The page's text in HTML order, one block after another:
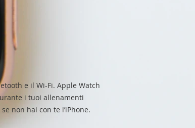
e il Wi-Fi. Apple Watch
i tuoi allenamenti
non hai con te l’iPhone.